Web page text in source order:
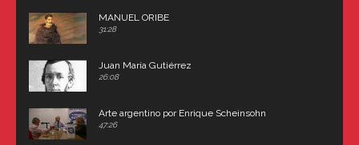
MANUEL ORIBE
31:28
Juan María Gutiérrez
26:08
Arte argentino por Enrique Scheinsohn
47:26